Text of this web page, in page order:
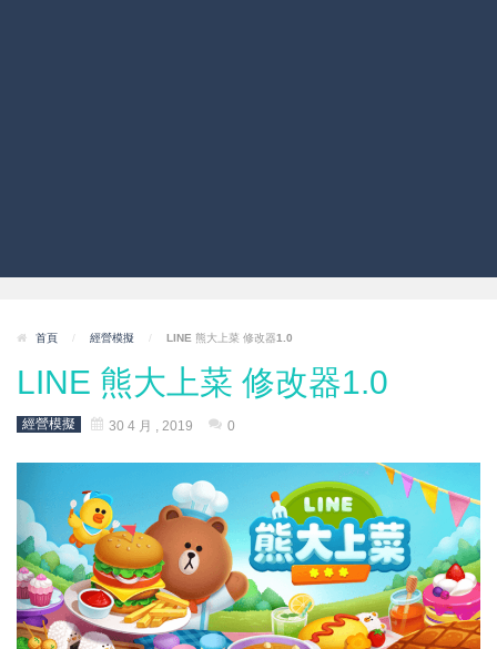
首頁 / 經營模擬 / LINE 熊大上菜 修改器1.0
LINE 熊大上菜 修改器1.0
經營模擬 30 4 月 , 2019 0